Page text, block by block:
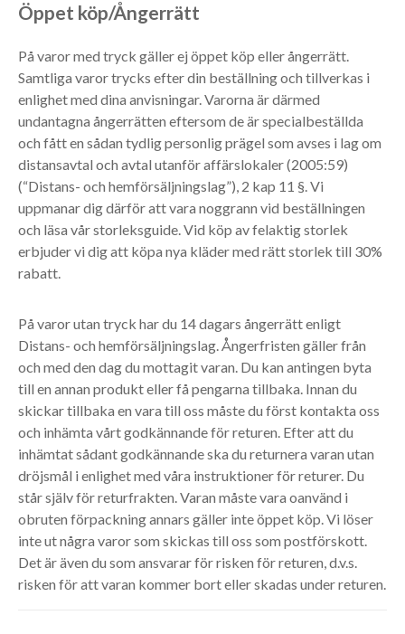
Öppet köp/Ångerrätt
På varor med tryck gäller ej öppet köp eller ångerrätt.
Samtliga varor trycks efter din beställning och tillverkas i
enlighet med dina anvisningar. Varorna är därmed
undantagna ångerrätten eftersom de är specialbeställda
och fått en sådan tydlig personlig prägel som avses i lag om
distansavtal och avtal utanför affärslokaler (2005:59)
(“Distans- och hemförsäljningslag”), 2 kap 11 §. Vi
uppmanar dig därför att vara noggrann vid beställningen
och läsa vår storleksguide. Vid köp av felaktig storlek
erbjuder vi dig att köpa nya kläder med rätt storlek till 30%
rabatt.
På varor utan tryck har du 14 dagars ångerrätt enligt
Distans- och hemförsäljningslag. Ångerfristen gäller från
och med den dag du mottagit varan. Du kan antingen byta
till en annan produkt eller få pengarna tillbaka. Innan du
skickar tillbaka en vara till oss måste du först kontakta oss
och inhämta vårt godkännande för returen. Efter att du
inhämtat sådant godkännande ska du returnera varan utan
dröjsmål i enlighet med våra instruktioner för returer. Du
står själv för returfrakten. Varan måste vara oanvänd i
obruten förpackning annars gäller inte öppet köp. Vi löser
inte ut några varor som skickas till oss som postförskott.
Det är även du som ansvarar för risken för returen, d.v.s.
risken för att varan kommer bort eller skadas under returen.